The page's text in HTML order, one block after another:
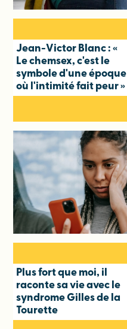
Jean-Victor Blanc : «
Le chemsex, c'est le
symbole d'une époque
où l'intimité fait peur »
Plus fort que moi, il
raconte sa vie avec le
syndrome Gilles de la
Tourette